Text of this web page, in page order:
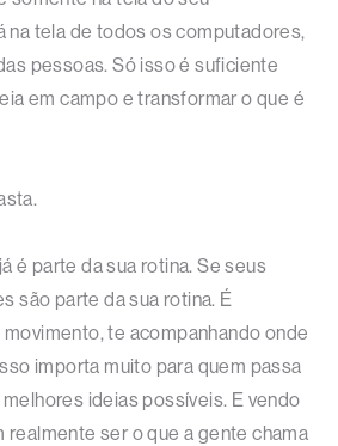
na tela de todos os computadores,
pessoas. Só isso é suficiente
em campo e transformar o que é
é parte da sua rotina. Se seus
são parte da sua rotina. É
te acompanhando onde
importa muito para quem passa
ideias possíveis. E vendo
realmente ser o que a gente chama